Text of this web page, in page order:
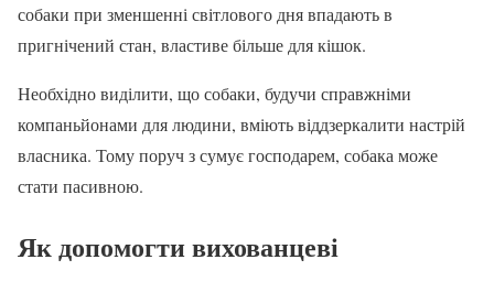
собаки при зменшенні світлового дня впадають в
пригнічений стан, властиве більше для кішок.
Необхідно виділити, що собаки, будучи справжніми
компаньйонами для людини, вміють віддзеркалити настрій
власника. Тому поруч з сумує господарем, собака може
стати пасивною.
Як допомогти вихованцеві